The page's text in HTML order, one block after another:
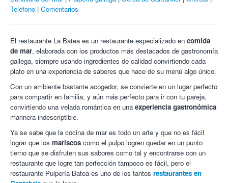
Teléfono Comentarios
El restaurante La Batea es un restaurante especializado en comida
de mar, elaborada con los productos más destacados de gastronomía
gallega, siempre usando ingredientes de calidad convirtiendo cada
plato en una experiencia de sabores que hace de su menú algo único.
Con un ambiente bastante acogedor, se convierte en un lugar perfecto
para compartir en familia, y aún más perfecto para ir con tu pareja,
convirtiendo una velada romántica en una experiencia gastronómica
marinera indescriptible.
Ya se sabe que la cocina de mar es todo un arte y que no es fácil
lograr que los mariscos como el pulpo logren quedar en un punto
tierno que se disfruten sus sabores como tal y encontrarse con un
restaurante que logre tan perfección tampoco es fácil, pero el
restaurante Pulpería Batea es uno de los tantos restaurantes en